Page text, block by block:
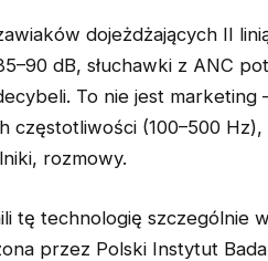
dojeżdżających II
dB, słuchawki z ANC
To nie jest
częstotliwości (100–500
rozmowy.
tę technologię szczególnie
przez Polski Instytut